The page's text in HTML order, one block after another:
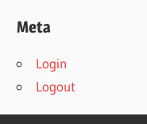
Meta
Login
Logout